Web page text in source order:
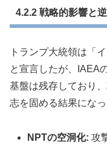
4.2.2 戦略的影響と
トランプ大統領は「
と宣言したが、IAEA
基盤は残存しており
志を固める結果にな
NPTの空洞化: 攻